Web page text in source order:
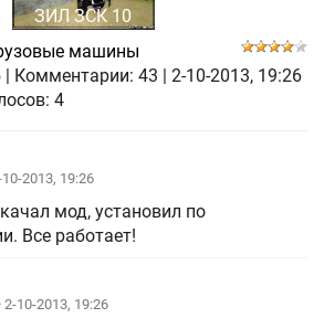
ЗИЛ ЗСК 10
машины
Комментарии: 43
2-10-2013, 19:26
4
10-2013, 19:26
мод, установил по
Все работает!
2-10-2013, 19:26